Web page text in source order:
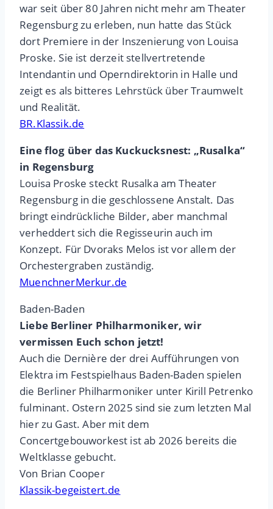
war seit über 80 Jahren nicht mehr am Theater
Regensburg zu erleben, nun hatte das Stück
dort Premiere in der Inszenierung von Louisa
Proske. Sie ist derzeit stellvertretende
Intendantin und Operndirektorin in Halle und
zeigt es als bitteres Lehrstück über Traumwelt
und Realität.
BR.Klassik.de
Eine flog über das Kuckucksnest: „Rusalka“
in Regensburg
Louisa Proske steckt Rusalka am Theater
Regensburg in die geschlossene Anstalt. Das
bringt eindrückliche Bilder, aber manchmal
verheddert sich die Regisseurin auch im
Konzept. Für Dvoraks Melos ist vor allem der
Orchestergraben zuständig.
MuenchnerMerkur.de
Baden-Baden
Liebe Berliner Philharmoniker, wir
vermissen Euch schon jetzt!
Auch die Dernière der drei Aufführungen von
Elektra im Festspielhaus Baden-Baden spielen
die Berliner Philharmoniker unter Kirill Petrenko
fulminant. Ostern 2025 sind sie zum letzten Mal
hier zu Gast. Aber mit dem
Concertgebouworkest ist ab 2026 bereits die
Weltklasse gebucht.
Von Brian Cooper
Klassik-begeistert.de